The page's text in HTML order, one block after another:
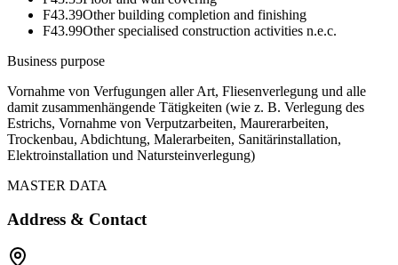
F43.39Other building completion and finishing
F43.99Other specialised construction activities n.e.c.
Business purpose
Vornahme von Verfugungen aller Art, Fliesenverlegung und alle
damit zusammenhängende Tätigkeiten (wie z. B. Verlegung des
Estrichs, Vornahme von Verputzarbeiten, Maurerarbeiten,
Trockenbau, Abdichtung, Malerarbeiten, Sanitärinstallation,
Elektroinstallation und Natursteinverlegung)
MASTER DATA
Address & Contact